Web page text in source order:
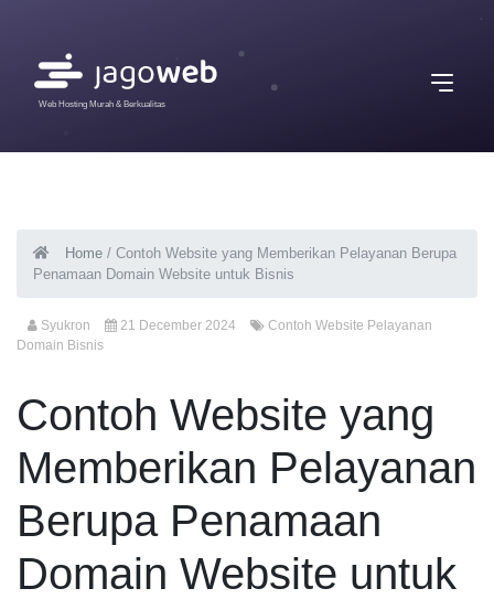
Web Hosting Murah & Berkualitas
Home / Contoh Website yang Memberikan Pelayanan Berupa
Penamaan Domain Website untuk Bisnis
Syukron 21 December 2024
Contoh Website Pelayanan
Domain Bisnis
Contoh Website yang
Memberikan Pelayanan
Berupa Penamaan
Domain Website untuk